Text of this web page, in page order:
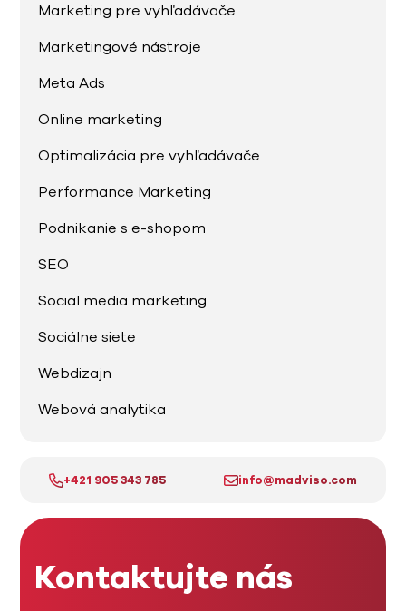
Marketing pre vyhľadávače
Marketingové nástroje
Meta Ads
Online marketing
Optimalizácia pre vyhľadávače
Performance Marketing
Podnikanie s e-shopom
SEO
Social media marketing
Sociálne siete
Webdizajn
Webová analytika
+421 905 343 785 info@madviso.com
Kontaktujte nás